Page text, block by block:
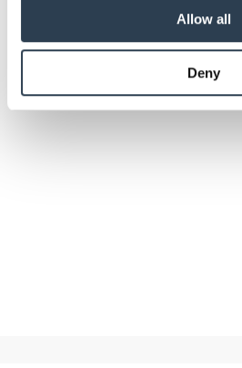
provided to them or that they’ve
Weitere Informationen:
Allow all
Deny